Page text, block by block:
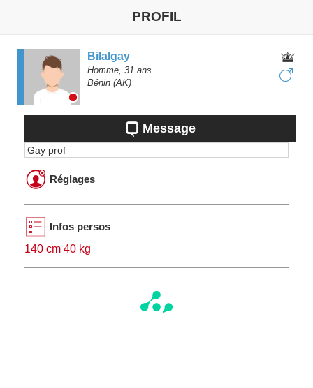
PROFIL
Bilalgay
Homme, 31 ans
Bénin (AK)
Message
Gay prof
Réglages
Infos persos
140 cm 40 kg